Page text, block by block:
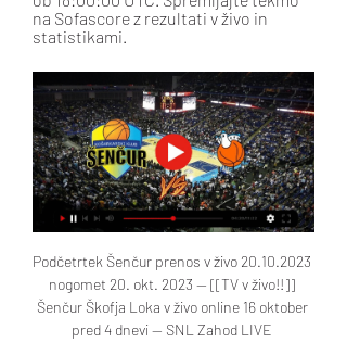
na Sofascore z rezultati v živo in
statistikami.
Podčetrtek Šenčur prenos v živo 20.10.2023
nogomet 20. okt. 2023 — [[TV v živo!!]]
Šenčur Škofja Loka v živo online 16 oktober
pred 4 dnevi — SNL Zahod LIVE